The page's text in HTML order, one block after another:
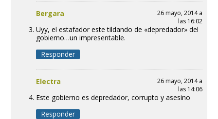
Bergara
26 mayo, 2014 a
las 16:02
Uyy, el estafador este tildando de «depredador» del
gobierno…un impresentable.
Responder
Electra
26 mayo, 2014 a
las 14:06
Este gobierno es depredador, corrupto y asesino
Responder